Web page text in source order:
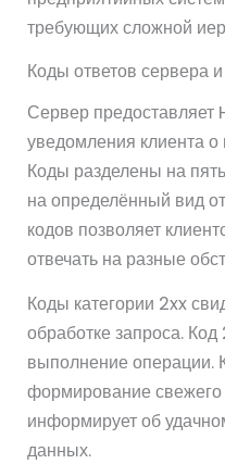
требующих сложной
Коды ответов сервера
Сервер предоставляет
уведомления клиента о
Коды разделены на
на определённый вид
кодов позволяет
отвечать на разные
Коды категории 2xx
обработке запроса.
выполнение операции.
формирование
информирует об
данных.